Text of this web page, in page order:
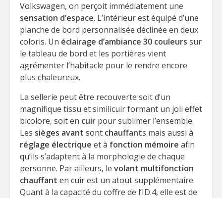
Volkswagen, on perçoit immédiatement une
sensation d’espace. L’intérieur est équipé d’une
planche de bord personnalisée déclinée en deux
coloris. Un éclairage d’ambiance 30 couleurs sur
le tableau de bord et les portières vient
agrémenter l’habitacle pour le rendre encore
plus chaleureux.
La sellerie peut être recouverte soit d’un
magnifique tissu et similicuir formant un joli effet
bicolore, soit en cuir pour sublimer l’ensemble.
Les sièges avant sont chauffants mais aussi à
réglage électrique et à fonction mémoire afin
qu’ils s’adaptent à la morphologie de chaque
personne. Par ailleurs, le volant multifonction
chauffant en cuir est un atout supplémentaire.
Quant à la capacité du coffre de l’ID.4, elle est de